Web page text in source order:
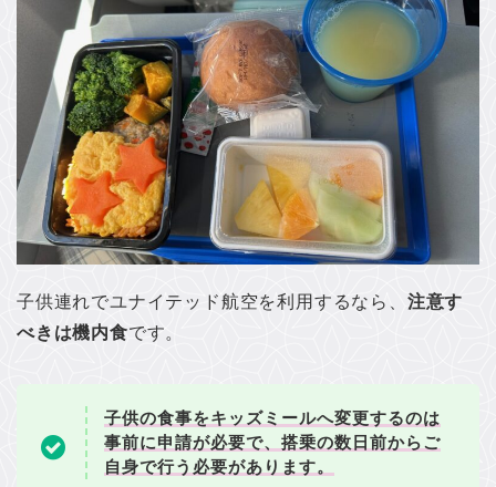
子供連れでユナイテッド航空を利用するなら、 注意す
べきは機内食です。
子供の食事をキッズミールへ変更するのは
事前に申請が必要で、搭乗の数日前からご
自身で行う必要があります。